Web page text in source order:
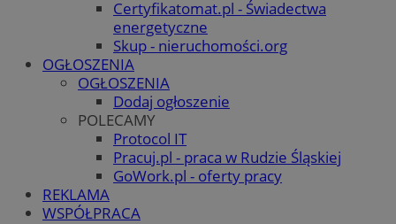
Certyfikatomat.pl - Świadectwa
energetyczne
Skup - nieruchomości.org
OGŁOSZENIA
OGŁOSZENIA
Dodaj ogłoszenie
POLECAMY
Protocol IT
Pracuj.pl - praca w Rudzie Śląskiej
GoWork.pl - oferty pracy
REKLAMA
WSPÓŁPRACA